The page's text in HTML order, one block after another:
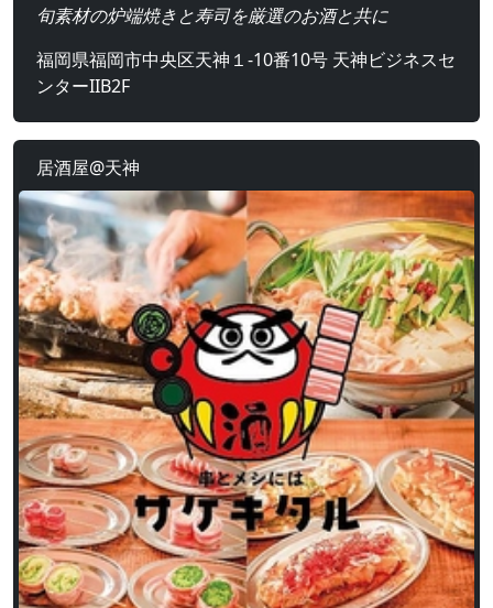
旬素材の炉端焼きと寿司を厳選のお酒と共に
福岡県福岡市中央区天神１-10番10号 天神ビジネスセ
ンターIIB2F
居酒屋@天神